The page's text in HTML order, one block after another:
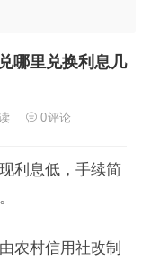
哪里兑换利息几
0评论
利息低，手续简
农村信用社改制